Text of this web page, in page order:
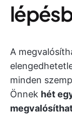
A
minden
Önnek hét